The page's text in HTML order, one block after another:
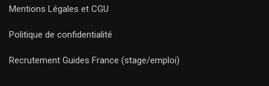
Mentions Légales et CGU
Politique de confidentialité
Recrutement Guides France (stage/emploi)